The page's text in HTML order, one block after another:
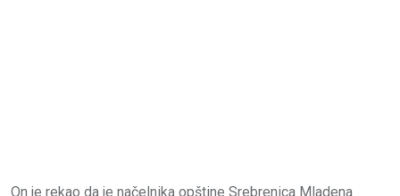
On je rekao da je načelnika opštine Srebrenica Mladena